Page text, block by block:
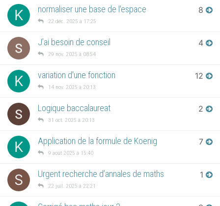
K normaliser une base de l'espace
22 déc. 2025 à 17:25
8
J’ai besoin de conseil
29 nov. 2025 à 08:54
4
K variation d'une fonction
14 nov. 2025 à 20:13
12
Logique baccalaureat
31 oct. 2025 à 20:13
2
K Application de la formule de Koenig
9 août 2025 à 15:40
7
S Urgent recherche d’annales de maths
22 juil. 2025 à 22:21
1